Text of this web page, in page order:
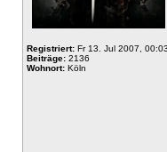
Registriert: Fr 13. Jul 2007, 00:03
Beiträge: 2136
Wohnort: Köln